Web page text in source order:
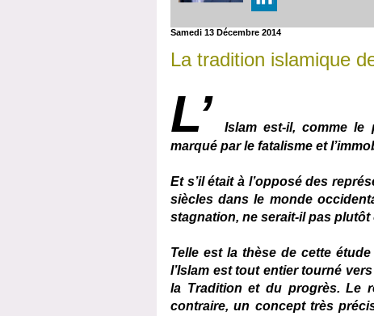
Samedi 13 Décembre 2014
La tradition islamique
L’
Islam est-il, comme le
marqué par le fatalisme et
Et s’il était à l’opposé des
siècles dans le monde
stagnation, ne serait-il pas
Telle est la thèse de cette
l’Islam est tout entier tourné
la Tradition et du progrès. Le
contraire, un concept très